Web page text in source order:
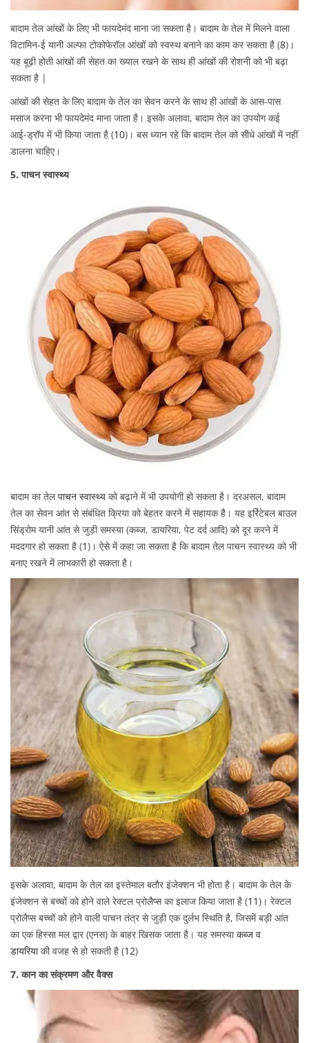
बादाम तेल आंखों के लिए भी फायदेमंद माना जा सकता है। बादाम के तेल में मिलने वाला
विटामिन-ई यानी अल्फा टोकोफेरॉल आंखों को स्वस्थ बनाने का काम कर सकता है (8)।
यह बूढ़ी होती आंखों की सेहत का ख्याल रखने के साथ ही आंखों की रोशनी को भी बढ़ा
सकता है |
आंखों की सेहत के लिए बादाम के तेल का सेवन करने के साथ ही आंखों के आस-पास
मसाज करना भी फायदेमंद माना जाता है। इसके अलावा, बादाम तेल का उपयोग कई
आई-ड्रॉप में भी किया जाता है (10)। बस ध्यान रहे कि बादाम तेल को सीधे आंखों में नहीं
डालना चाहिए।
5. पाचन स्वास्थ्य
बादाम का तेलपाचन स्वास्थ्य को बढ़ाने में भी उपयोगी हो सकता है। दरअसल, बादाम
तेल का सेवन आंत से संबंधित क्रिया को बेहतर करने में सहायक है। यह इर्रिटेबल बाउल
सिंड्रोम यानी आंत से जुड़ी समस्या (कब्ज, डायरिया, पेट दर्द आदि) को दूर करने में
मददगार हो सकता है (1)। ऐसे में कहा जा सकता है कि बादाम तेल पाचन स्वास्थ्य को भी
बनाए रखने में लाभकारी हो सकता है।
इसके अलावा, बादाम के तेल का इस्तेमाल बतौर इंजेक्शन भी होता है। बादाम के तेल के
इंजेक्शन से बच्चों को होने वाले रेक्टल प्रोलैप्स का इलाज किया जाता है (11)। रेक्टल
प्रोलैप्स बच्चों को होने वाली पाचन तंत्र से जुड़ी एक दुर्लभ स्थिति है, जिसमें बड़ी आंत
का एक हिस्सा मल द्वार (एनस) के बाहर खिसक जाता है। यह समस्याकब्ज व
डायरियाकी वजह से हो सकती है (12)
7. कान का संक्रमण और वैक्स